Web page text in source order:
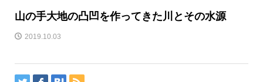
山の手大地の凸凹を作ってきた川とその水源
2019.10.03